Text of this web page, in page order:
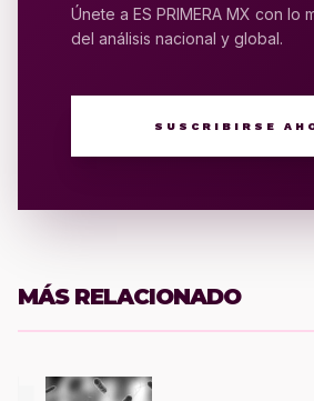
Únete a ES PRIMERA MX con lo
del análisis nacional y global.
SUSCRIBIRSE
MÁS RELACIONADO